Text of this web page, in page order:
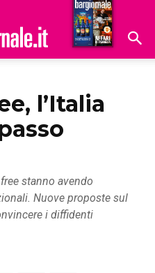
Hoteldomani
l’Italia
stanno avendo
Nuove proposte sul
i diffidenti